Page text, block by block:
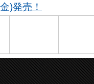
)発売！